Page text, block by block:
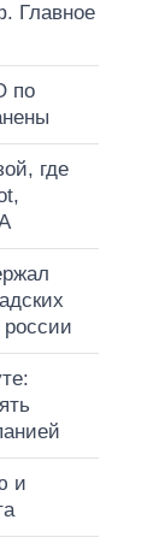
Главное
по
где
россии
и